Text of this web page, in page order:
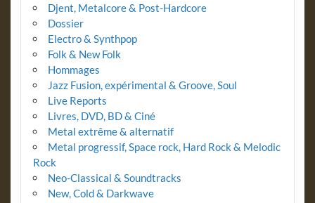
Djent, Metalcore & Post-Hardcore
Dossier
Electro & Synthpop
Folk & New Folk
Hommages
Jazz Fusion, expérimental & Groove, Soul
Live Reports
Livres, DVD, BD & Ciné
Metal extrême & alternatif
Metal progressif, Space rock, Hard Rock & Melodic
Rock
Neo-Classical & Soundtracks
New, Cold & Darkwave